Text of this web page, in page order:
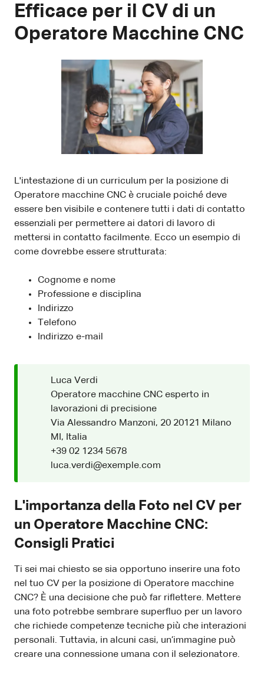
Efficace per il CV di un
Operatore Macchine CNC
L'intestazione di un curriculum per la posizione di
Operatore macchine CNC è cruciale poiché deve
essere ben visibile e contenere tutti i dati di contatto
essenziali per permettere ai datori di lavoro di
mettersi in contatto facilmente. Ecco un esempio di
come dovrebbe essere strutturata:
Cognome e nome
Professione e disciplina
Indirizzo
Telefono
Indirizzo e-mail
Luca Verdi
Operatore macchine CNC esperto in
lavorazioni di precisione
Via Alessandro Manzoni, 20 20121 Milano
MI, Italia
+39 02 1234 5678
luca.verdi@exemple.com
L'importanza della Foto nel CV per
un Operatore Macchine CNC:
Consigli Pratici
Ti sei mai chiesto se sia opportuno inserire una foto
nel tuo CV per la posizione di Operatore macchine
CNC? È una decisione che può far riflettere. Mettere
una foto potrebbe sembrare superfluo per un lavoro
che richiede competenze tecniche più che interazioni
personali. Tuttavia, in alcuni casi, un’immagine può
creare una connessione umana con il selezionatore.